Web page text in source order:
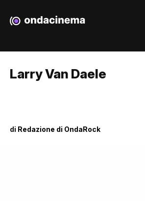
Larry Van Daele
di Redazione di OndaRock